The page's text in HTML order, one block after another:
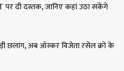
दी दस्तक, जानिए कहां उठा सकेंगे
छलांग, अब ऑस्कर विजेता रसेल क्रो के